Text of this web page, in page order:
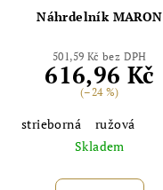
Náhrdelník MARON
501,59 Kč bez DPH
616,96 Kč
(–24 %)
strieborná
ružová
Skladem